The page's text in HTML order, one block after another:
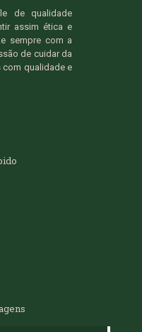
de qualidade
assim ética e
sempre com a
de cuidar da
com qualidade e